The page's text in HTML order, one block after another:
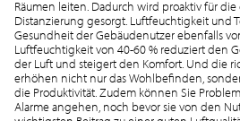
Räumen leiten. Dadurch wird proaktiv für
Distanzierung gesorgt. Luftfeuchtigkeit und
Gesundheit der Gebäudenutzer ebenfalls
Luftfeuchtigkeit von 40-60 % reduziert den
der Luft und steigert den Komfort. Und die
erhöhen nicht nur das Wohlbefinden,
die Produktivität. Zudem können Sie
Alarme angehen, noch bevor sie von den